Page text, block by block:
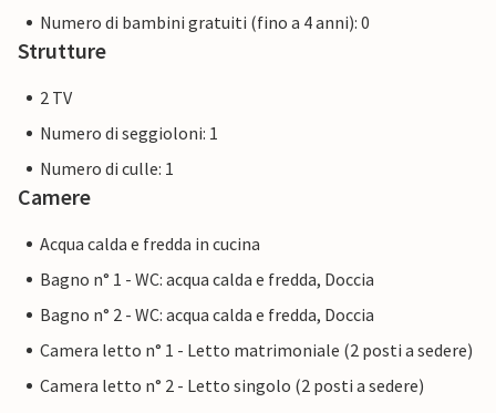
Numero di bambini gratuiti (fino a 4 anni): 0
Strutture
2 TV
Numero di seggioloni: 1
Numero di culle: 1
Camere
Acqua calda e fredda in cucina
Bagno n° 1 - WC: acqua calda e fredda, Doccia
Bagno n° 2 - WC: acqua calda e fredda, Doccia
Camera letto n° 1 - Letto matrimoniale (2 posti a sedere)
Camera letto n° 2 - Letto singolo (2 posti a sedere)